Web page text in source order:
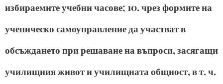
избираемите учебни часове; 10. чрез формите на
ученическо самоуправление да участват в
обсъждането при решаване на въпроси, засягащи
училищния живот и училищната общност, в т. ч.